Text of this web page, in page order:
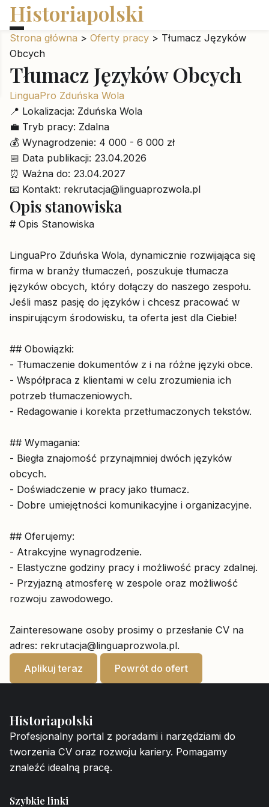
Historiapolski
Strona główna > Oferty pracy > Tłumacz Języków
Obcych
Tłumacz Języków Obcych
LinguaPro Zduńska Wola
📍 Lokalizacja: Zduńska Wola
💼 Tryb pracy: Zdalna
💰 Wynagrodzenie: 4 000 - 6 000 zł
📅 Data publikacji: 23.04.2026
⏰ Ważna do: 23.04.2027
📧 Kontakt: rekrutacja@linguaprozwola.pl
Opis stanowiska
# Opis Stanowiska
LinguaPro Zduńska Wola, dynamicznie rozwijająca się
firma w branży tłumaczeń, poszukuje tłumacza
języków obcych, który dołączy do naszego zespołu.
Jeśli masz pasję do języków i chcesz pracować w
inspirującym środowisku, ta oferta jest dla Ciebie!
## Obowiązki:
- Tłumaczenie dokumentów z i na różne języki obce.
- Współpraca z klientami w celu zrozumienia ich
potrzeb tłumaczeniowych.
- Redagowanie i korekta przetłumaczonych tekstów.
## Wymagania:
- Biegła znajomość przynajmniej dwóch języków
obcych.
- Doświadczenie w pracy jako tłumacz.
- Dobre umiejętności komunikacyjne i organizacyjne.
## Oferujemy:
- Atrakcyjne wynagrodzenie.
- Elastyczne godziny pracy i możliwość pracy zdalnej.
- Przyjazną atmosferę w zespole oraz możliwość
rozwoju zawodowego.
Zainteresowane osoby prosimy o przesłanie CV na
adres: rekrutacja@linguaprozwola.pl.
Aplikuj teraz
Powrót do ofert
Historiapolski
Profesjonalny portal z poradami i narzędziami do
tworzenia CV oraz rozwoju kariery. Pomagamy
znaleźć idealną pracę.
Szybkie linki